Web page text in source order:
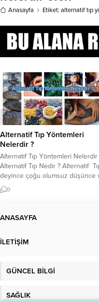
Anasayfa Etiket: alternatif tıp
Alternatif Tıp Yöntemleri
Nelerdir ?
Alternatif Tıp Yöntemleri Nelerdir
Alternatif Tıp Nedir ? Alternatif
deyince çoğu olumsuz düşünce
faydasız bir bilgi gibi düşünebilir.
da alternatif Tıp çaresizlik sonucu
çoğu kişide.Alternatif tıp; Tedavi
kanıtlanamayan geleneksel veya
0
ANASAYFA
İLETİŞİM
GÜNCEL BİLGİ
SAĞLIK